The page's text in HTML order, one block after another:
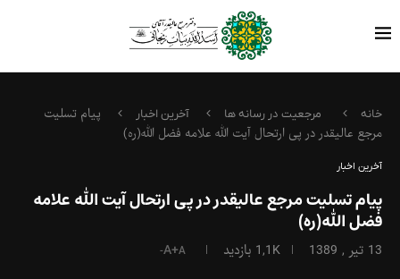
خانه مرجعیت در رسانه ها آخرین اخبار
پیام تسلیت
مرجع عالیقدر در پی ارتحال آیت الله علامه فضل الله(ره)
آخرین اخبار
پیام تسلیت مرجع عالیقدر در پی ارتحال آیت الله علامه
فضل الله(ره)
13 تیر , 1389 1,1K بازدید A+A-